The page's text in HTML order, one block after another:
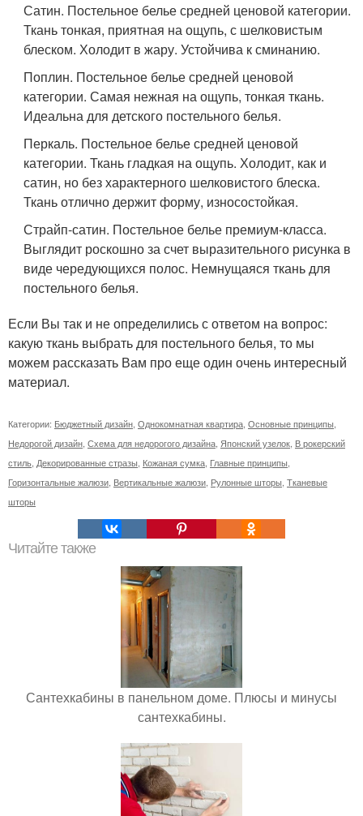
Сатин. Постельное белье средней ценовой категории.
Ткань тонкая, приятная на ощупь, с шелковистым
блеском. Холодит в жару. Устойчива к сминанию.
Поплин. Постельное белье средней ценовой
категории. Самая нежная на ощупь, тонкая ткань.
Идеальна для детского постельного белья.
Перкаль. Постельное белье средней ценовой
категории. Ткань гладкая на ощупь. Холодит, как и
сатин, но без характерного шелковистого блеска.
Ткань отлично держит форму, износостойкая.
Страйп-сатин. Постельное белье премиум-класса.
Выглядит роскошно за счет выразительного рисунка в
виде чередующихся полос. Немнущаяся ткань для
постельного белья.
Если Вы так и не определились с ответом на вопрос:
какую ткань выбрать для постельного белья, то мы
можем рассказать Вам про еще один очень интересный
материал.
Категории: Бюджетный дизайн Однокомнатная квартира Основные принципы
Недорогой дизайн Схема для недорогого дизайна Японский узелок В рокерский
стиль Декорированные стразы Кожаная сумка Главные принципы
Горизонтальные жалюзи Вертикальные жалюзи Рулонные шторы Тканевые
шторы
Читайте также
Сантехкабины в панельном доме. Плюсы и минусы
сантехкабины.